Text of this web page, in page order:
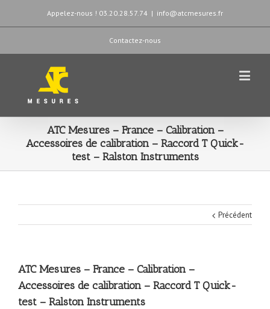
Appelez-nous ! 03.20.28.57.74 | info@atcmesures.fr
Contactez-nous
ATC Mesures – France – Calibration –
Accessoires de calibration – Raccord T Quick-
test – Ralston Instruments
Précédent
ATC Mesures – France – Calibration –
Accessoires de calibration – Raccord T Quick-
test – Ralston Instruments